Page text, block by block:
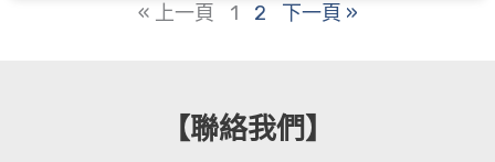
« 上一頁 1 2 下一頁 »
【聯絡我們】